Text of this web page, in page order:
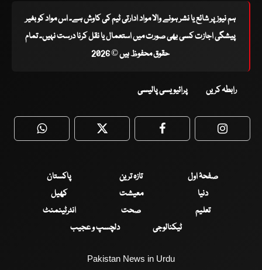
ہم نیوز پر شائع یا نشر ہونے والا مواد ادارتی ٹیم کی کاوش ہے۔ اس مواد کو بغیر
پیشگی اجازت کسی بھی صورت میں استعمال یا نقل کرنا درست نہیں۔ تمام
حقوق محفوظ ہیں © 2026
رابطہ کریں پرائیویسی پالیسی
WhatsApp Twitter Facebook
صفحۂ اول تازہ ترین
پاکستان
دنیا
معیشت
کھیل
تعلیم
صحت
انٹرٹینمنٹ
ٹیکنالوجی
دلچسپ و عجیب
Pakistan News in Urdu